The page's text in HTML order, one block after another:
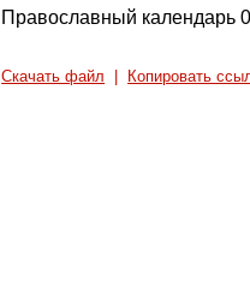
Православный календарь
Скачать файл Копировать